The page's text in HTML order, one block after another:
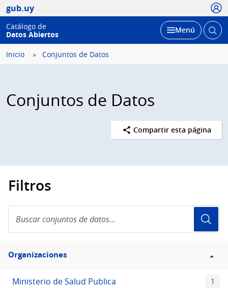
gub.uy
Catálogo de
Datos Abiertos
Desplegar
Menú Abrir
Inicio Conjuntos de Datos
Conjuntos de Datos
Compartir esta página
Filtros
conjuntos
de
Filtro
Organizaciones
Organizaciones
Ministerio de Salud Publica 1